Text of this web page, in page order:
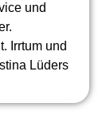
und
Irrtum und
Lüders